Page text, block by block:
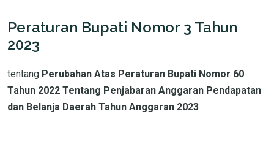
Peraturan Bupati Nomor 3 Tahun
2023
tentang Perubahan Atas Peraturan Bupati Nomor 60
Tahun 2022 Tentang Penjabaran Anggaran Pendapatan
dan Belanja Daerah Tahun Anggaran 2023